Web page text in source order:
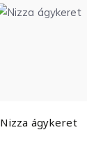
Nizza ágykeret